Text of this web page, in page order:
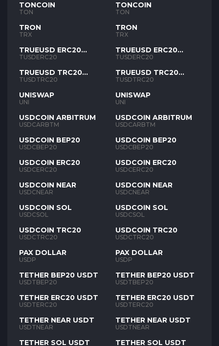
TONCOIN
TON
TRON
TRX
TRUEUSD ERC20
TUSD
TUSDERC20
TRUEUSD TRC20
TUSD
TUSDTRC20
UNISWAP
UNI
USDCOIN ARBITRUM
USDCARBTM
USDCOIN BEP20
USDCBEP20
USDCOIN ERC20
USDCERC20
USDCOIN NEAR
USDCNEAR
USDCOIN SOL
USDCSOL
USDCOIN TRC20
USDCTRC20
PAX DOLLAR
USDP
TETHER BEP20 USDT
USDTBEP20
TETHER ERC20 USDT
USDTERC20
TETHER NEAR USDT
USDTNEAR
TETHER SOL USDT
TONCOIN
TON
TRON
TRX
TRUEUSD ERC20
TUSD
TUSDERC20
TRUEUSD TRC20
TUSD
TUSDTRC20
UNISWAP
UNI
USDCOIN ARBITRUM
USDCARBTM
USDCOIN BEP20
USDCBEP20
USDCOIN ERC20
USDCERC20
USDCOIN NEAR
USDCNEAR
USDCOIN SOL
USDCSOL
USDCOIN TRC20
USDCTRC20
PAX DOLLAR
USDP
TETHER BEP20 USDT
USDTBEP20
TETHER ERC20 USDT
USDTERC20
TETHER NEAR USDT
USDTNEAR
TETHER SOL USDT